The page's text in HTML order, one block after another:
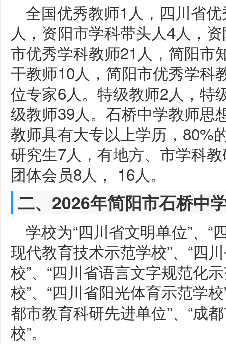
全国优秀教师1人，四川省
人，资阳市学科带头人4人，
市优秀学科教师21人，简阳市
干教师10人，简阳市优秀学科
位专家6人。特级教师2人，特
级教师39人。石桥中学教师思
教师具有大专以上学历，80%
研究生7人，有地方、市学科
团体会员8人， 16人。
二、2026年简阳市石桥中
学校为“四川省文明单位”、“
现代教育技术示范学校”、“四
校”、“四川省语言文字规范化
校”、“四川省阳光体育示范学
都市教育科研先进单位”、“成
校”。